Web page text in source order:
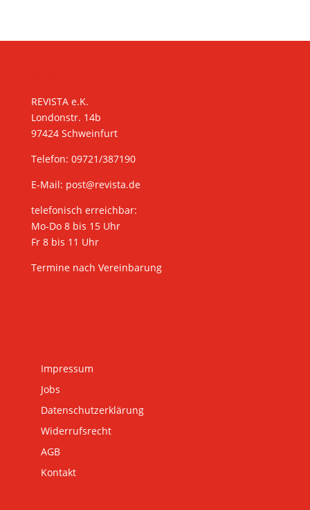
REVISTA e.K.
Londonstr. 14b
97424 Schweinfurt
Telefon: 09721/387190
E-Mail: post@revista.de
telefonisch erreichbar:
Mo-Do 8 bis 15 Uhr
Fr 8 bis 11 Uhr
Termine nach Vereinbarung
Impressum
Jobs
Datenschutzerklärung
Widerrufsrecht
AGB
Kontakt